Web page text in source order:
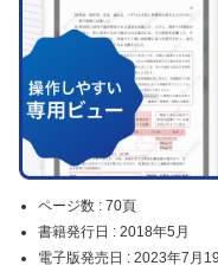
ページ数 : 70頁
書籍発行日 : 2018年5月
電子版発売日 : 2023年7月